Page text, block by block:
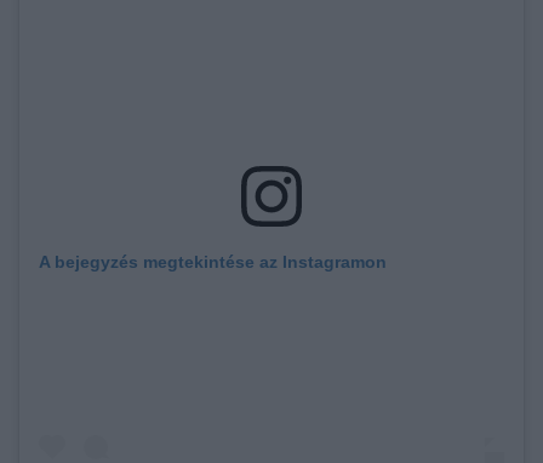
A bejegyzés megtekintése az Instagramon